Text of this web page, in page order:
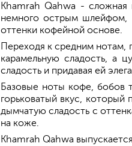
Khamrah Qahwa -
немного острым шлейфом,
оттенки кофейной основе.
Переходя к средним нотам,
карамельную сладость, а
сладость и придавая ей
Базовые ноты кофе, бобов
горьковатый вкус,
дымчатую сладость с
на коже.
Khamrah Qahwa